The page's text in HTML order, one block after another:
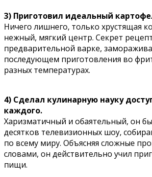
3) Приготовил идеальный
Ничего лишнего, только хрустящая
нежный, мягкий центр. Секрет
предварительной варке,
последующем приготовления во
разных температурах.
4) Сделал кулинарную науку
каждого.
Харизматичный и обаятельный, он
десятков телевизионных шоу,
по всему миру. Объясняя сложные
словами, он действительно учил
пищи.